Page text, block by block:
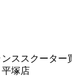
ススクーター
平塚店